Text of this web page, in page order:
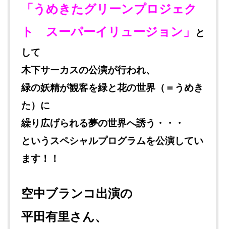
「うめきたグリーンプロジェク
ト スーパーイリュージョン」
と
して
木下サーカスの公演が行われ、
緑の妖精が観客を緑と花の世界（＝うめき
た）に
繰り広げられる夢の世界へ誘う・・・
というスペシャルプログラムを公演してい
ます！！
空中ブランコ出演の
平田有里さん、